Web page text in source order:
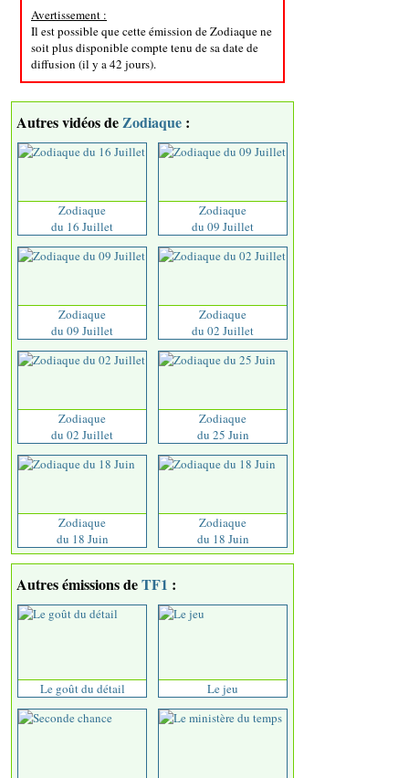
Avertissement :
Il est possible que cette émission de Zodiaque ne
soit plus disponible compte tenu de sa date de
diffusion (il y a 42 jours).
Autres vidéos deZodiaque :
Zodiaque
du 16 Juillet
Zodiaque
du 09 Juillet
Zodiaque
du 09 Juillet
Zodiaque
du 02 Juillet
Zodiaque
du 02 Juillet
Zodiaque
du 25 Juin
Zodiaque
du 18 Juin
Zodiaque
du 18 Juin
Autres émissions deTF1 :
Le goût du détail Le jeu